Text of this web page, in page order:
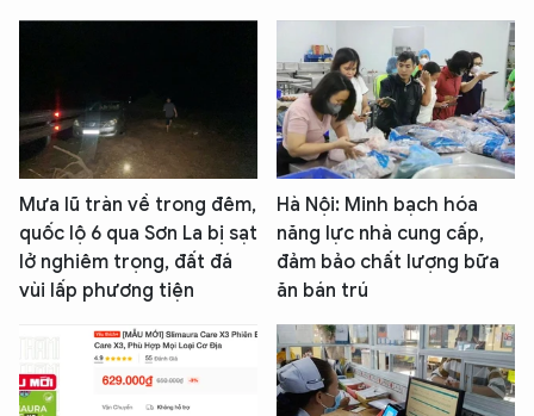
Mưa lũ tràn về trong đêm,
quốc lộ 6 qua Sơn La bị sạt
lở nghiêm trọng, đất đá
vùi lấp phương tiện
Hà Nội: Minh bạch hóa
năng lực nhà cung cấp,
đảm bảo chất lượng bữa
ăn bán trú